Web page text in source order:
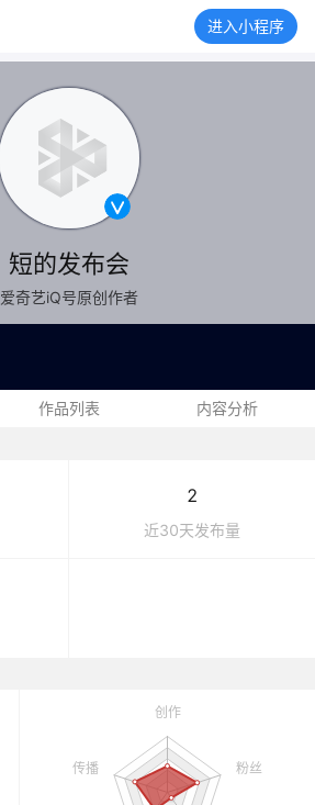
进入小程序
短的发布会
爱奇艺iQ号原创作者
作品列表 内容分析
2
近30天发布量